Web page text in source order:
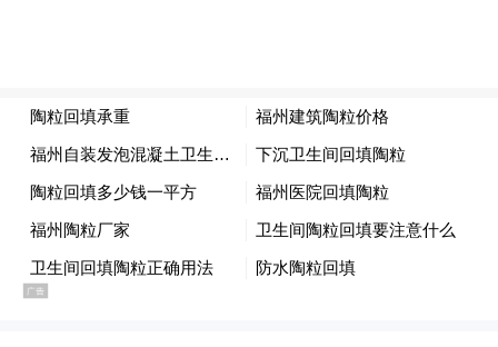
上市，是淄博市临淄区第一家上市企业。
过去多年，蓝帆集团一直是全球最大的PVC
手套制造商，产能超过200亿只。不过，辉煌
一度被改写。